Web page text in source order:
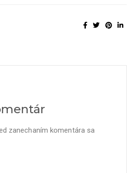
zanechaním komentára sa